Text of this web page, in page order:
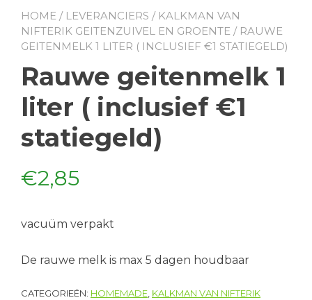
HOME / LEVERANCIERS / KALKMAN VAN
NIFTERIK GEITENZUIVEL EN GROENTE / RAUWE
GEITENMELK 1 LITER ( INCLUSIEF €1 STATIEGELD)
Rauwe geitenmelk 1
liter ( inclusief €1
statiegeld)
€2,85
vacuüm verpakt
De rauwe melk is max 5 dagen houdbaar
CATEGORIEËN: HOMEMADE KALKMAN VAN NIFTERIK